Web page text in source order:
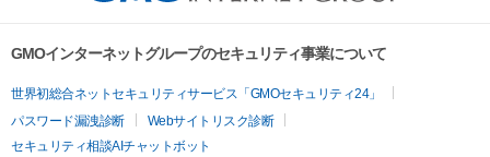
GMOインターネットグループのセキュリティ事業について
世界初総合ネットセキュリティサービス「GMOセキュリティ24」
パスワード漏洩診断
Webサイトリスク診断
セキュリティ相談AIチャットボット